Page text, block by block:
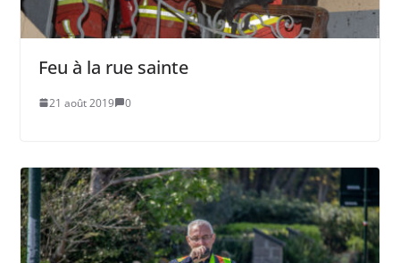
Feu à la rue sainte
21 août 2019 0